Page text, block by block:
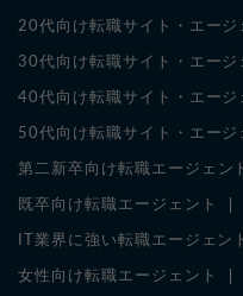
20代向け転職サイト・エージ
30代向け転職サイト・エージ
40代向け転職サイト・エージ
50代向け転職サイト・エージ
第二新卒向け転職エージェン
既卒向け転職エージェント
IT業界に強い転職エージェン
女性向け転職エージェント